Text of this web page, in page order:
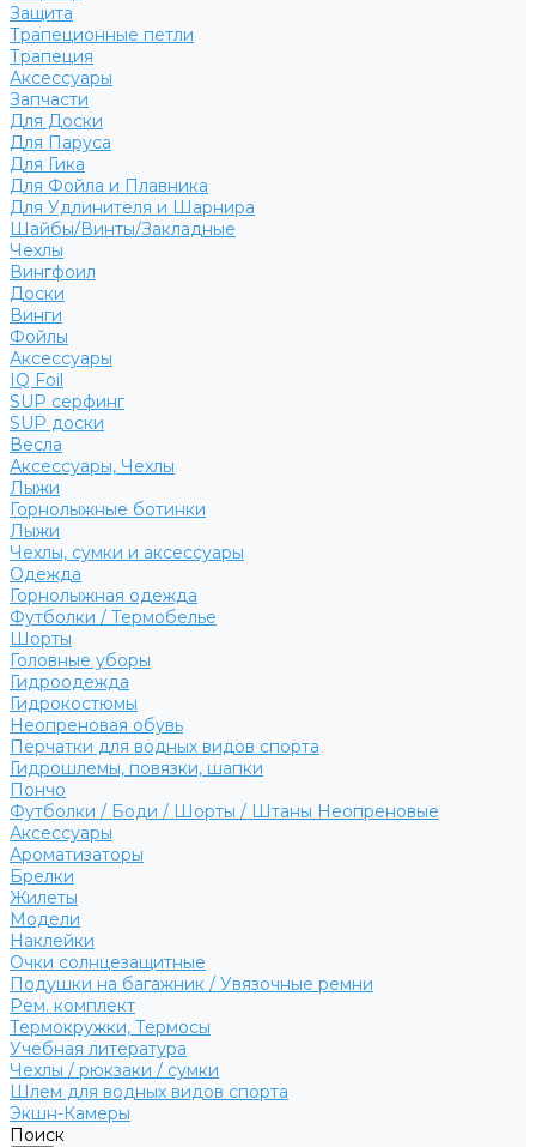
Защита
Трапеционные петли
Трапеция
Аксессуары
Запчасти
Для Доски
Для Паруса
Для Гика
Для Фойла и Плавника
Для Удлинителя и Шарнира
Шайбы/Винты/Закладные
Чехлы
Вингфоил
Доски
Винги
Фойлы
Аксессуары
IQ Foil
SUP серфинг
SUP доски
Весла
Аксессуары, Чехлы
Лыжи
Горнолыжные ботинки
Лыжи
Чехлы, сумки и аксессуары
Одежда
Горнолыжная одежда
Футболки / Термобелье
Шорты
Головные уборы
Гидроодежда
Гидрокостюмы
Неопреновая обувь
Перчатки для водных видов спорта
Гидрошлемы, повязки, шапки
Пончо
Футболки / Боди / Шорты / Штаны Неопреновые
Аксессуары
Ароматизаторы
Брелки
Жилеты
Модели
Наклейки
Очки солнцезащитные
Подушки на багажник / Увязочные ремни
Рем. комплект
Термокружки, Термосы
Учебная литература
Чехлы / рюкзаки / сумки
Шлем для водных видов спорта
Экшн-Камеры
Поиск